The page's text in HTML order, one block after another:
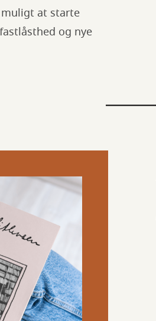
muligt at starte
og nye